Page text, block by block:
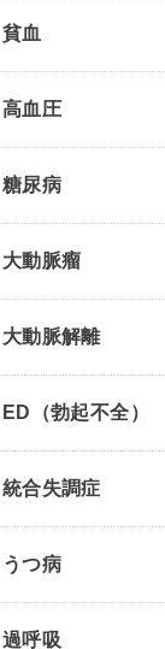
貧血
高血圧
糖尿病
大動脈瘤
大動脈解離
ED（勃起不全）
統合失調症
うつ病
過呼吸